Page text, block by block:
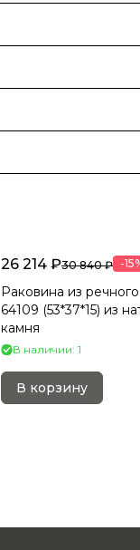
26 214 ₽30 840 ₽ -
Раковина из
64109 (53*37*15) из
камня
В наличии: 1
В корзину